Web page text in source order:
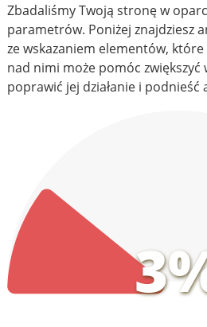
Zbadaliśmy Twoją stronę w
parametrów. Poniżej znajdziesz
ze wskazaniem elementów,
nad nimi może pomóc
poprawić jej działanie i podnieść